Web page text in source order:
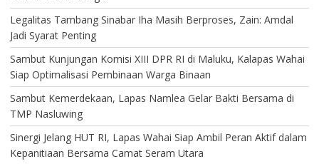
Legalitas Tambang Sinabar Iha Masih Berproses, Zain: Amdal
Jadi Syarat Penting
Sambut Kunjungan Komisi XIII DPR RI di Maluku, Kalapas Wahai
Siap Optimalisasi Pembinaan Warga Binaan
Sambut Kemerdekaan, Lapas Namlea Gelar Bakti Bersama di
TMP Nasluwing
Sinergi Jelang HUT RI, Lapas Wahai Siap Ambil Peran Aktif dalam
Kepanitiaan Bersama Camat Seram Utara